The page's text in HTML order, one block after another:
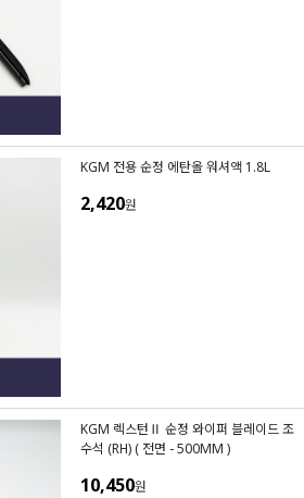
KGM 전용 순정 에탄올 워셔액 1.8L
2,420원
KGM 렉스턴Ⅱ 순정 와이퍼 블레이드 조
수석 (RH) ( 전면 - 500MM )
10,450원